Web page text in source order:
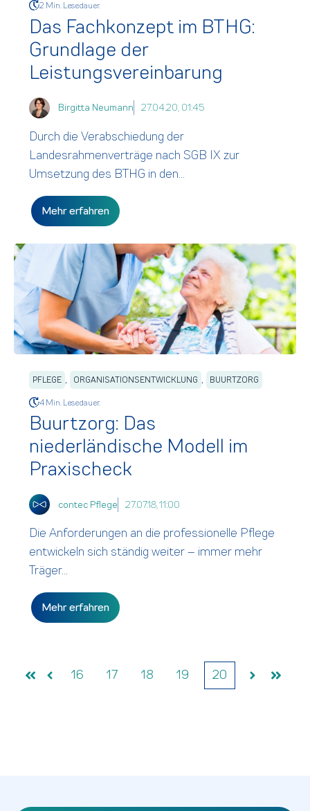
2 Min. Lesedauer.
Das Fachkonzept im BTHG:
Grundlage der
Leistungsvereinbarung
Birgitta Neumann 27.04.20, 01:45
Durch die Verabschiedung der
Landesrahmenverträge nach SGB IX zur
Umsetzung des BTHG in den...
Mehr erfahren
PFLEGE , ORGANISATIONSENTWICKLUNG , BUURTZORG
4 Min. Lesedauer.
Buurtzorg: Das
niederländische Modell im
Praxischeck
contec Pflege 27.07.18, 11:00
Die Anforderungen an die professionelle Pflege
entwickeln sich ständig weiter – immer mehr
Träger...
Mehr erfahren
AnfangVorher
16 17 18 19 20
WeiterEnde